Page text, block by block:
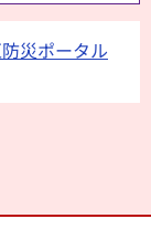
災ポータル